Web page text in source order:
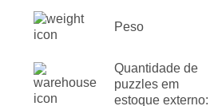
Peso
Quantidade de
puzzles em
estoque externo: